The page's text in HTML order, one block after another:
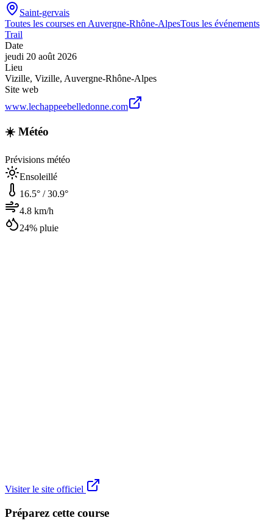
Saint-gervais
Toutes les courses en Auvergne-Rhône-AlpesTous les événements
Trail
Date
jeudi 20 août 2026
Lieu
Vizille, Vizille, Auvergne-Rhône-Alpes
Site web
www.lechappeebelledonne.com
☀️ Météo
Prévisions météo
Ensoleillé
16.5° /30.9°
4.8 km/h
24% pluie
Visiter le site officiel
Préparez cette course